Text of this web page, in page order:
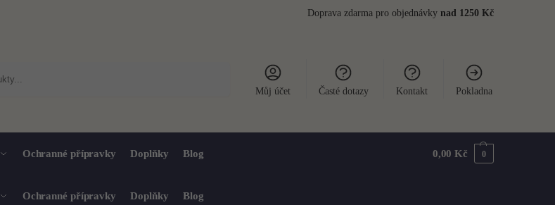
Doprava zdarma pro objednávky nad 1250 Kč
Můj účet Časté dotazy Kontakt Pokladna
Ochranné přípravky Doplňky Blog
Ochranné přípravky Doplňky Blog
0,00Kč 0